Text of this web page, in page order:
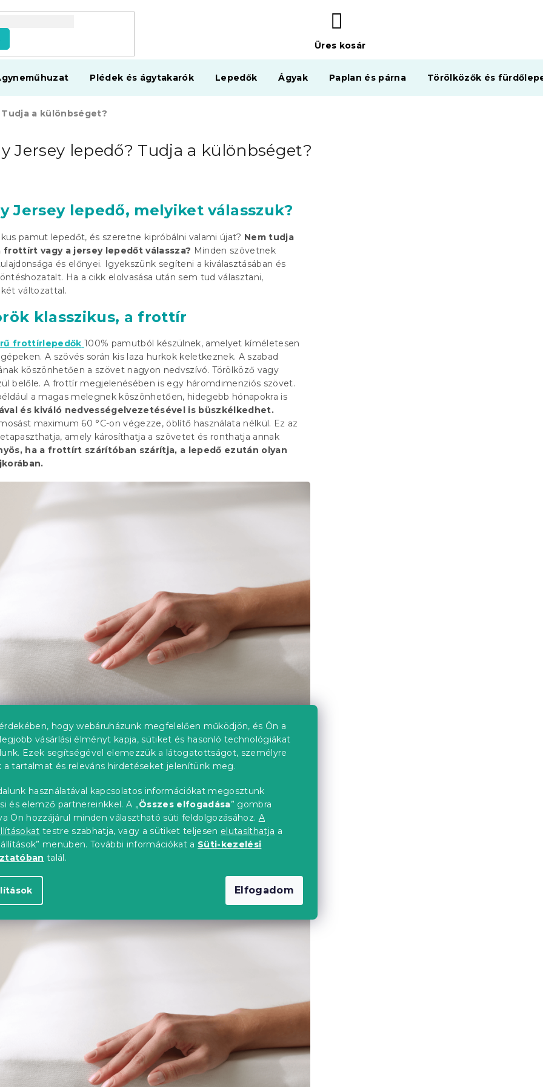
hogy webáruházunk megfelelően működjön, és Ön a
vásárlási élményt kapja, sütiket és hasonló technológiákat
Ezek segítségével elemezzük a látogatottságot, személyre
a tartalmat és releváns hirdetéseket jelenítünk meg.
használatával kapcsolatos információkat megosztunk
és elemző partnereinkkel. A „Összes elfogadása” gombra
Ön hozzájárul minden választható süti feldolgozásához. A
testre szabhatja, vagy a sütiket teljesen elutasíthatja a
menüben. További információkat a Süti-kezelési
talál.
Elfogadom
KOSÁR
Üres kosár
Plédek és ágytakarók Lepedők Ágyak Paplan és párna Törölközők és
a különbséget?
Jersey lepedő? Tudja a különbséget?
Jersey lepedő, melyiket válasszuk?
pamut lepedőt, és szeretne kipróbálni valami újat? Nem tudja
vagy a jersey lepedőt válassza? Minden szövetnek
és előnyei. Igyekszünk segíteni a kiválasztásában és
Ha a cikk elolvasása után sem tud választani,
változattal.
klasszikus, a frottír
frottírlepedők 100% pamutból készülnek, amelyet kíméletesen
A szövés során kis laza hurkok keletkeznek. A szabad
köszönhetően a szövet nagyon nedvszívó. Törölköző vagy
belőle. A frottír megjelenésében is egy háromdimenziós szövet.
a magas melegnek köszönhetően, hidegebb hónapokra is
és kiváló nedvességelvezetésével is büszkélkedhet.
maximum 60 °C-on végezze, öblítő használata nélkül. Ez az
amely károsíthatja a szövetet és ronthatja annak
ha a frottírt szárítóban szárítja, a lepedő ezután olyan
lepedő, amelyet nem kell vasalni
szövetet szövőgépeken készítik, ezáltal finom kötött anyagot
a hátoldalán kis szemek képződnek, miközben az első része
A Jersey lepedők egyaránt alkalmasak hideg és meleg évszakokra,
és kiváló légáteresztő képességekkel rendelkeznek.Elsősorban
rugalmasságuk miatt népszerűek, nem gyűrődnek, így vasalni
hogy a Jersey lepedőt legfeljebb 40 °C hőmérsékleten mossa, hogy
és kellemes tapintását.